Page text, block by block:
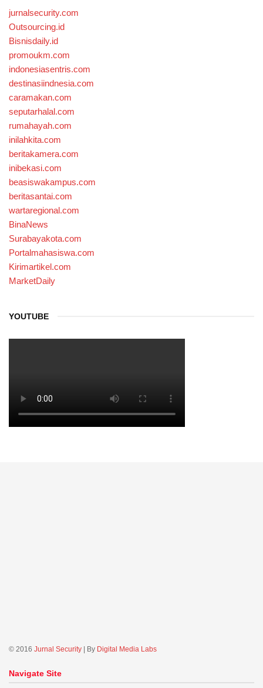
jurnalsecurity.com
Outsourcing.id
Bisnisdaily.id
promoukm.com
indonesiasentris.com
destinasiindnesia.com
caramakan.com
seputarhalal.com
rumahayah.com
inilahkita.com
beritakamera.com
inibekasi.com
beasiswakampus.com
beritasantai.com
wartaregional.com
BinaNews
Surabayakota.com
Portalmahasiswa.com
Kirimartikel.com
MarketDaily
YOUTUBE
© 2016 Jurnal Security | By Digital Media Labs
Navigate Site